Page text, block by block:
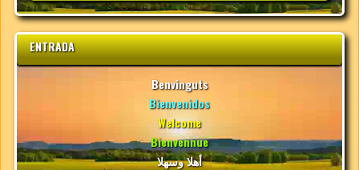
ENTRADA
Benvinguts
Bienvenidos
Welcome
Bienvennue
أهلا وسهلا